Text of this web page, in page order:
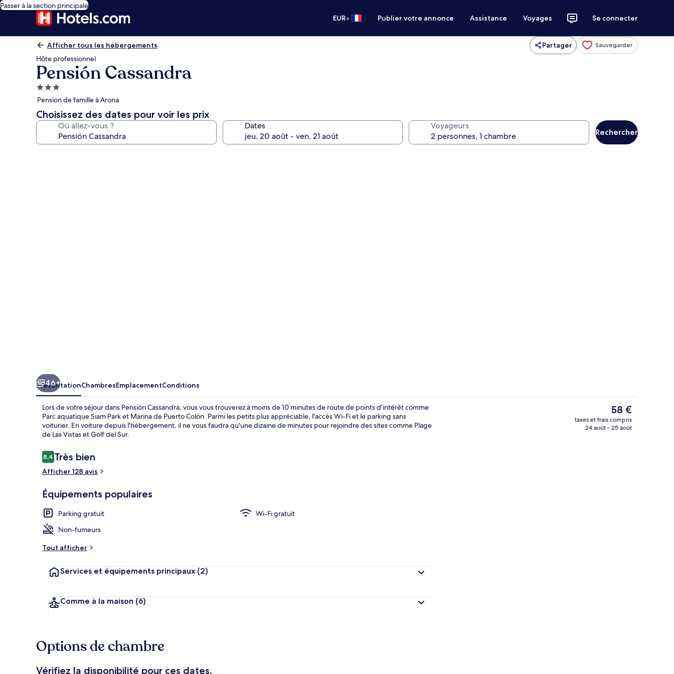
Passer à la section principale
EUR• Publier votre annonce Assistance Voyages Se connecter
Afficher tous les hébergements Partager Sauvegarder
Hôte professionnel
Pensión Cassandra
Hébergement
3.0 étoiles
Pension de famille à Arona
Choisissez des dates pour voir les prix
Où allez-vous ? Dates Voyageurs
Rechercher
46+
PrésentationChambresEmplacementConditions
Lors de votre séjour dans Pensión Cassandra, vous vous trouverez à moins de 10 minutes de route de points d'intérêt comme
Parc aquatique Siam Park et Marina de Puerto Colón. Parmi les petits plus appréciable, l'accès Wi-Fi et le parking sans
voiturier. En voiture depuis l'hébergement, il ne vous faudra qu'une dizaine de minutes pour rejoindre des sites comme Plage
de Las Vistas et Golf del Sur.
Avis
voyageurs
8,48,4 sur 10
Très bien
Afficher 128 avis
Équipements populaires
Parking gratuit
Wi-Fi gratuit
Non-fumeurs
Tout afficher
Services et équipements principaux (2)
Comme à la maison (6)
Le
prix
actuel
58 €
taxes et frais compris
24 août - 25 août
Options de chambre
Vérifiez la disponibilité pour ces dates.